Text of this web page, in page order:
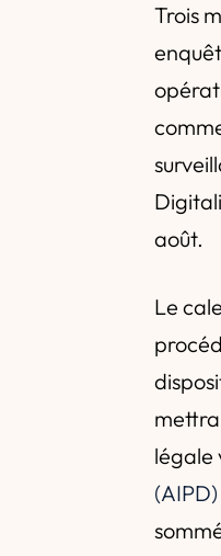
Trois
août.
Le
légale
(AIPD)